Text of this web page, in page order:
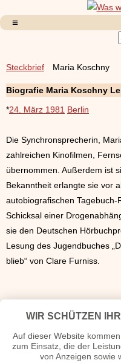
Steckbrief Maria Koschny
Biografie Maria Koschny
*24. März 1981 Berlin
Die Synchronsprecherin,
zahlreichen Kinofilmen,
übernommen. Außerdem ist
Bekanntheit erlangte sie vor
autobiografischen Tagebuch-
Schicksal einer
sie den Deutschen
Lesung des Jugendbuches
blieb“ von Clare Furniss.
Maria Koschny Wiki,
etc.
n.n.v. - Die offizielle Maria